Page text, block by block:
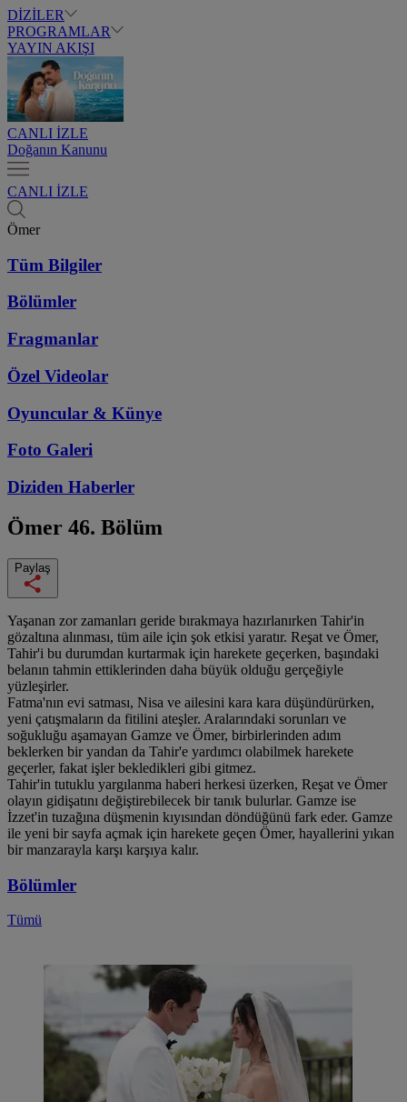
DİZİLER
PROGRAMLAR
YAYIN AKIŞI
CANLI İZLE
Doğanın Kanunu
CANLI İZLE
Ömer
Tüm Bilgiler
Bölümler
Fragmanlar
Özel Videolar
Oyuncular & Künye
Foto Galeri
Diziden Haberler
Ömer 46. Bölüm
Paylaş
Yaşanan zor zamanları geride bırakmaya hazırlanırken Tahir'in
gözaltına alınması, tüm aile için şok etkisi yaratır. Reşat ve Ömer,
Tahir'i bu durumdan kurtarmak için harekete geçerken, başındaki
belanın tahmin ettiklerinden daha büyük olduğu gerçeğiyle
yüzleşirler.
Fatma'nın evi satması, Nisa ve ailesini kara kara düşündürürken,
yeni çatışmaların da fitilini ateşler. Aralarındaki sorunları ve
soğukluğu aşamayan Gamze ve Ömer, birbirlerinden adım
beklerken bir yandan da Tahir'e yardımcı olabilmek harekete
geçerler, fakat işler bekledikleri gibi gitmez.
Tahir'in tutuklu yargılanma haberi herkesi üzerken, Reşat ve Ömer
olayın gidişatını değiştirebilecek bir tanık bulurlar. Gamze ise
İzzet'in tuzağına düşmenin kıyısından döndüğünü fark eder. Gamze
ile yeni bir sayfa açmak için harekete geçen Ömer, hayallerini yıkan
bir manzarayla karşı karşıya kalır.
Bölümler
Tümü